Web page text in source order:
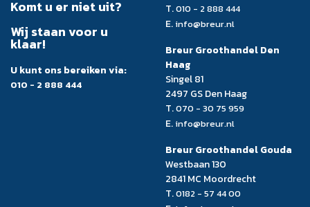
Komt u er niet uit?
Wij staan voor u
klaar!
U kunt ons bereiken via:
010 - 2 888 444
T.010 - 2 888 444
E. info@breur.nl
Breur Groothandel Den
Haag
Singel 81
2497 GS Den Haag
T.070 - 30 75 959
E. info@breur.nl
Breur Groothandel Gouda
Westbaan 130
2841 MC Moordrecht
T.0182 - 57 44 00